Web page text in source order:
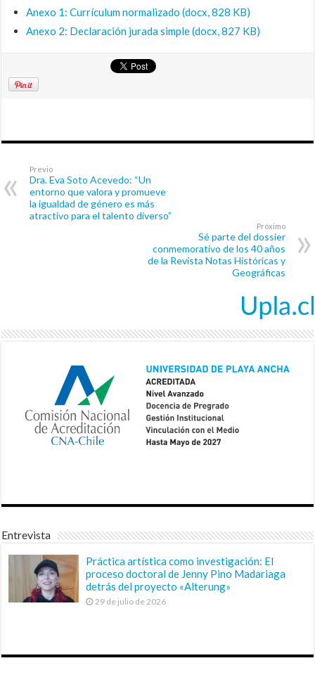
Anexo 1: Currículum normalizado (docx, 828 KB)
Anexo 2: Declaración jurada simple (docx, 827 KB)
Previo
Dra. Eva Soto Acevedo: “Un
entorno que valora y promueve
la igualdad de género es más
atractivo para el talento diverso”
Próximo
Sé parte del dossier
conmemorativo de los 40 años
de la Revista Notas Históricas y
Geográficas
Entrevista
Práctica artística como investigación: El
proceso doctoral de Jenny Pino Madariaga
detrás del proyecto «Alterung»
29 de julio de 2026